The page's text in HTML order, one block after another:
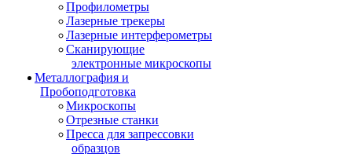
Профилометры
Лазерные трекеры
Лазерные интерферометры
Сканирующие
электронные микроскопы
Металлография и
Пробоподготовка
Микроскопы
Отрезные станки
Пресса для запрессовки
образцов